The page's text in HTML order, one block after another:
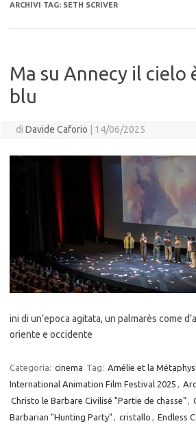
ARCHIVI TAG: SETH SCRIVER
Ma su Annecy il cielo
blu
di Davide Caforio 14/06/2025
ini di un’epoca agitata, un palmarès come
oriente e occidente
Categoria: cinema Tag: Amélie et la
International Animation Film Festival 2025 ,
Christo le Barbare Civilisé "Partie de chasse" ,
Barbarian "Hunting Party" , cristallo , Endless